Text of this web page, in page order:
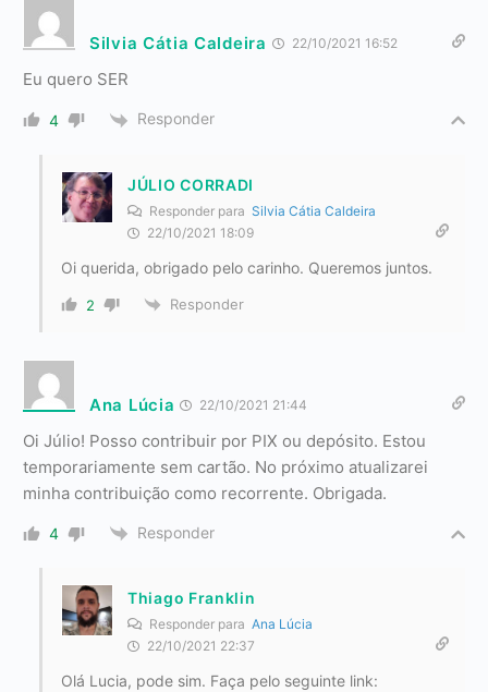
Silvia Cátia Caldeira 22/10/2021 16:52
Eu quero SER
4 Responder
JÚLIO CORRADI
Responder para Silvia Cátia Caldeira
22/10/2021 18:09
Oi querida, obrigado pelo carinho. Queremos juntos.
2 Responder
Ana Lúcia 22/10/2021 21:44
Oi Júlio! Posso contribuir por PIX ou depósito. Estou
temporariamente sem cartão. No próximo atualizarei
minha contribuição como recorrente. Obrigada.
4 Responder
Thiago Franklin
Responder para Ana Lúcia
22/10/2021 22:37
Olá Lucia, pode sim. Faça pelo seguinte link: